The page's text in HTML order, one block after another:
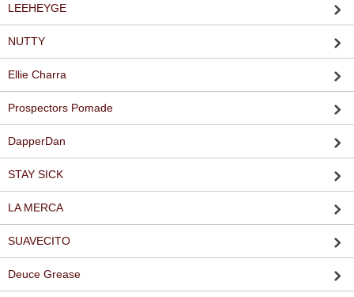
LEEHEYGE
NUTTY
Ellie Charra
Prospectors Pomade
DapperDan
STAY SICK
LA MERCA
SUAVECITO
Deuce Grease